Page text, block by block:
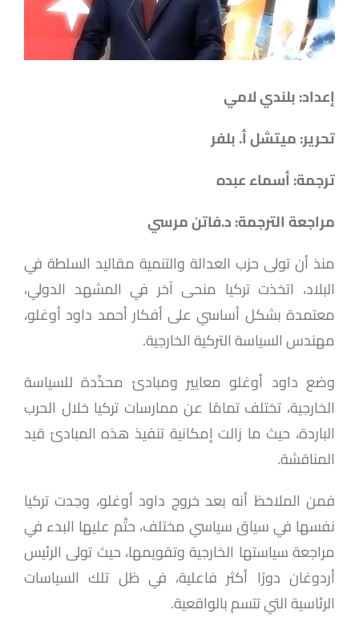
إعداد: بلندي لامي
تحرير: ميتشل أ. بلفر
ترجمة: أسماء عبده
مراجعة الترجمة: د.فاتن مرسي
منذ أن تولى حزب العدالة والتنمية مقاليد السلطة في
البلاد، اتخذت تركيا منحى آخر في المشهد الدولي،
معتمدة بشكل أساسي على أفكار أحمد داود أوغلو،
مهندس السياسة التركية الخارجية.
وضع داود أوغلو معايير ومبادئ محدِّدة للسياسة
الخارجية، تختلف تمامًا عن ممارسات تركيا خلال الحرب
الباردة، حيث ما زالت إمكانية تنفيذ هذه المبادئ قيد
المناقشة.
فمن الملاحَظ أنه بعد خروج داود أوغلو، وجدت تركيا
نفسها في سياق سياسي مختلف، حتَّم عليها البدء في
مراجعة سياستها الخارجية وتقويمها، حيث تولى الرئيس
أردوغان دورًا أكثر فاعلية، في ظل تلك السياسات
الرئاسية التي تتسم بالواقعية.